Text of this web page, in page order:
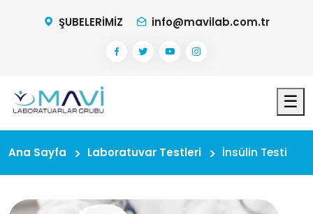
ŞUBELERİMİZ info@mavilab.com.tr
☰
Ana Sayfa Laboratuvar Testleri İnsülin Testi